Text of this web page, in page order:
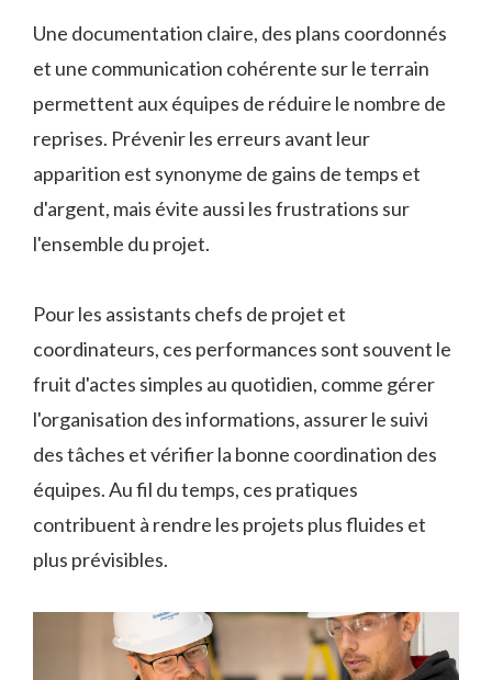
Une documentation claire, des plans coordonnés
et une communication cohérente sur le terrain
permettent aux équipes de réduire le nombre de
reprises. Prévenir les erreurs avant leur
apparition est synonyme de gains de temps et
d'argent, mais évite aussi les frustrations sur
l'ensemble du projet.
Pour les assistants chefs de projet et
coordinateurs, ces performances sont souvent le
fruit d'actes simples au quotidien, comme gérer
l'organisation des informations, assurer le suivi
des tâches et vérifier la bonne coordination des
équipes. Au fil du temps, ces pratiques
contribuent à rendre les projets plus fluides et
plus prévisibles.